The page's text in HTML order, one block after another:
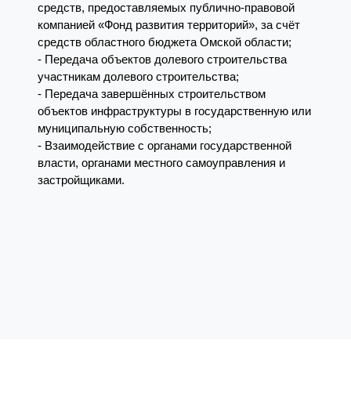
средств, предоставляемых публично-правовой
компанией «Фонд развития территорий», за счёт
средств областного бюджета Омской области;
- Передача объектов долевого строительства
участникам долевого строительства;
- Передача завершённых строительством
объектов инфраструктуры в государственную или
муниципальную собственность;
- Взаимодействие с органами государственной
власти, органами местного самоуправления и
застройщиками.